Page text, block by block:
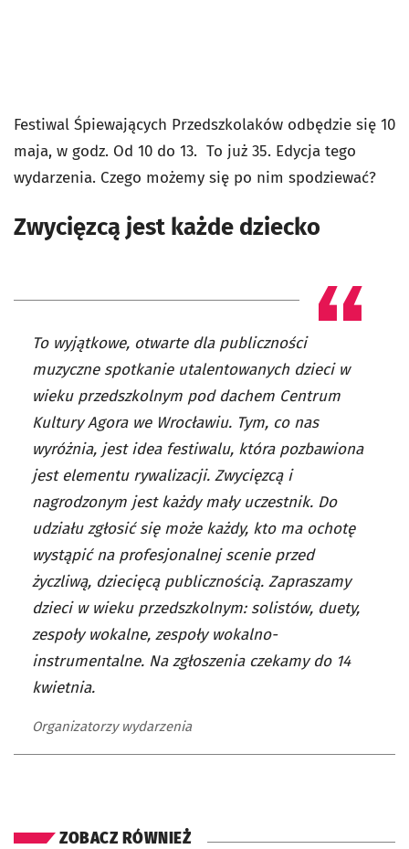
Festiwal Śpiewających Przedszkolaków odbędzie się 10
maja, w godz. Od 10 do 13. To już 35. Edycja tego
wydarzenia. Czego możemy się po nim spodziewać?
Zwycięzcą jest każde dziecko
To wyjątkowe, otwarte dla publiczności
muzyczne spotkanie utalentowanych dzieci w
wieku przedszkolnym pod dachem Centrum
Kultury Agora we Wrocławiu. Tym, co nas
wyróżnia, jest idea festiwalu, która pozbawiona
jest elementu rywalizacji. Zwycięzcą i
nagrodzonym jest każdy mały uczestnik. Do
udziału zgłosić się może każdy, kto ma ochotę
wystąpić na profesjonalnej scenie przed
życzliwą, dziecięcą publicznością. Zapraszamy
dzieci w wieku przedszkolnym: solistów, duety,
zespoły wokalne, zespoły wokalno-
instrumentalne. Na zgłoszenia czekamy do 14
kwietnia.
Organizatorzy wydarzenia
ZOBACZ RÓWNIEŻ